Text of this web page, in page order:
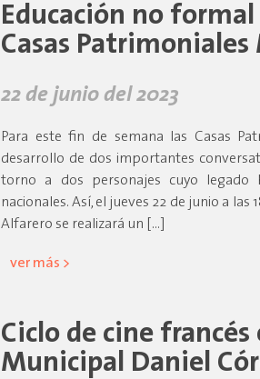
Educación no
Casas
22 de junio del 2023
Para este fin de semana las Casas
desarrollo de dos importantes
torno a dos personajes cuyo legado
nacionales. Así, el jueves 22 de junio a las
Alfarero se realizará un […]
ver más >
Ciclo de cine
Municipal Daniel